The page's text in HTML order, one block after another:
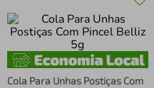
Cola Para Unhas Postiças Com